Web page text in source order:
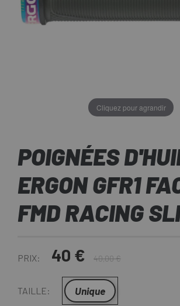
Cliquez pour agrandir
POIGNÉES
ERGON GFR1
FMD RACING
PRIX: 40 € 40,00 €
TAILLE: Unique